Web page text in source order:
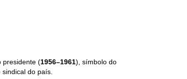
presidente (1956–1961), símbolo do
do país.